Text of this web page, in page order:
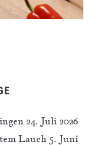
24. Juli 2026
Lauch 5. Juni